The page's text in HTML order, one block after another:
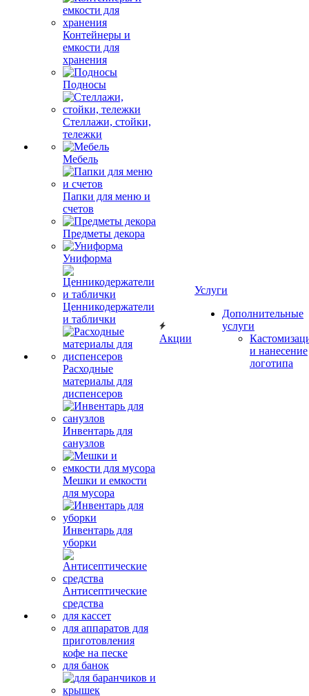
Контейнеры и
емкости для
хранения
Подносы
Стеллажи, стойки,
тележки
Мебель
Папки для меню и
счетов
Предметы декора
Униформа
Ценникодержатели
и таблички
Расходные
материалы для
диспенсеров
Инвентарь для
санузлов
Мешки и емкости
для мусора
Инвентарь для
уборки
Антисептические
средства
для кассет
для аппаратов для
приготовления
кофе на песке
для банок
Акции
Услуги
Дополнительные
услуги
и нанесение
логотипа